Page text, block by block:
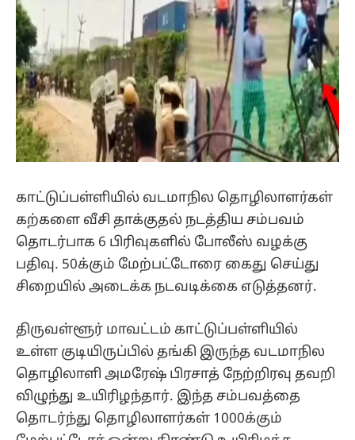
காட்டுப்பள்ளியில் வடமாநில தொழிலாளர்கள்
கற்களை வீசி தாக்குதல் நடத்திய சம்பவம்
தொடர்பாக 6 பிரிவுகளில் போலீஸ் வழக்கு
பதிவு. 50க்கும் மேற்பட்டோரை கைது செய்து
சிறையில் அடைக்க நடவடிக்கை எடுத்தனர்.
திருவள்ளூர் மாவட்டம் காட்டுப்பள்ளியில்
உள்ள குடியிருப்பில் தங்கி இருந்த வடமாநில
தொழிலாளி அமரேஷ் பிரசாத் நேற்றிரவு தவறி
விழுந்து உயிரிழந்தார். இந்த சம்பவத்தை
தொடர்ந்து தொழிலாளர்கள் 1000க்கும்